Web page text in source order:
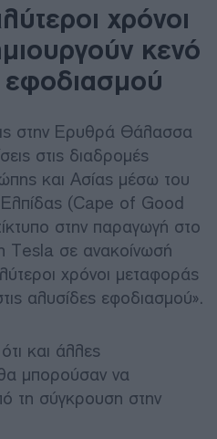
χρόνοι
κενό
εφοδιασμού
στην Ερυθρά Θάλασσα
στις διαδρομές
και Ασίας μέσω του
(Cape of Good
στην παραγωγή στο
Tesla σε ανακοίνωσή
χρόνοι μεταφοράς
αλυσίδες εφοδιασμού».
και άλλες
θα μπορούσαν να
τη σύγκρουση στην